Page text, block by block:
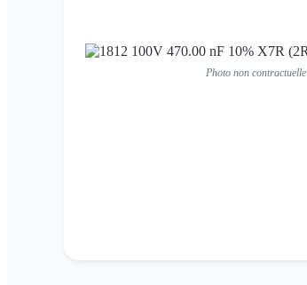
Photo non contractuelle